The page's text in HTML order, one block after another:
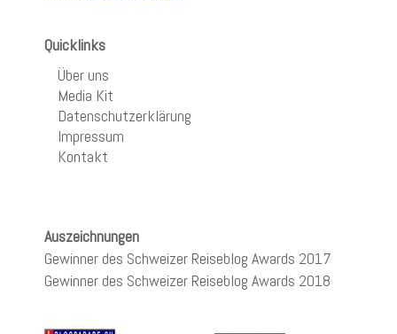
Quicklinks
Über uns
Media Kit
Datenschutzerklärung
Impressum
Kontakt
Auszeichnungen
Gewinner des Schweizer Reiseblog Awards 2017
Gewinner des Schweizer Reiseblog Awards 2018